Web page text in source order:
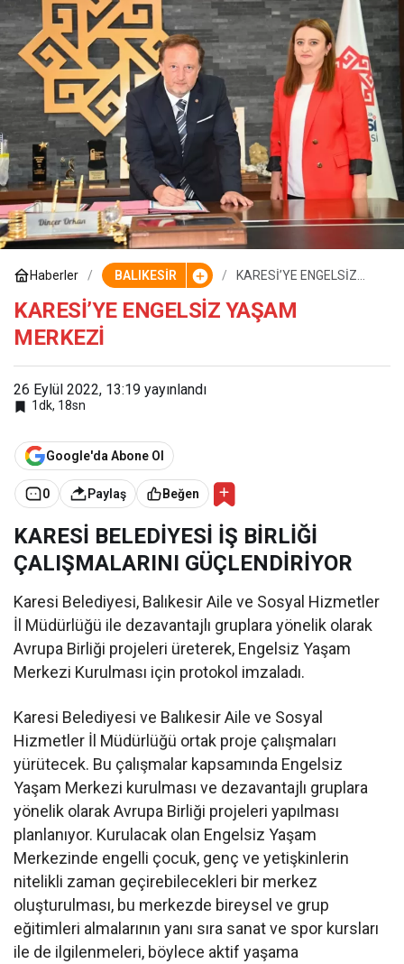
Haberler BALIKESİR
KARESİ’YE ENGELSİZ
KARESİ’YE ENGELSİZ YAŞAM
MERKEZİ
26 Eylül 2022, 13:19 yayınlandı
1dk, 18sn
Google'da Abone Ol
0 Paylaş Beğen
KARESİ BELEDİYESİ İŞ BİRLİĞİ
ÇALIŞMALARINI GÜÇLENDİRİYOR
Karesi Belediyesi, Balıkesir Aile ve Sosyal Hizmetler
İl Müdürlüğü ile dezavantajlı gruplara yönelik olarak
Avrupa Birliği projeleri üreterek, Engelsiz Yaşam
Merkezi Kurulması için protokol imzaladı.
Karesi Belediyesi ve Balıkesir Aile ve Sosyal
Hizmetler İl Müdürlüğü ortak proje çalışmaları
yürütecek. Bu çalışmalar kapsamında Engelsiz
Yaşam Merkezi kurulması ve dezavantajlı gruplara
yönelik olarak Avrupa Birliği projeleri yapılması
planlanıyor. Kurulacak olan Engelsiz Yaşam
Merkezinde engelli çocuk, genç ve yetişkinlerin
nitelikli zaman geçirebilecekleri bir merkez
oluşturulması, bu merkezde bireysel ve grup
eğitimleri almalarının yanı sıra sanat ve spor kursları
ile de ilgilenmeleri, böylece aktif yaşama